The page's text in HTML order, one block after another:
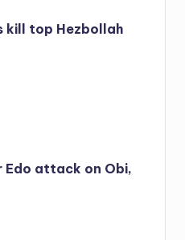
kill top Hezbollah
Edo attack on Obi,